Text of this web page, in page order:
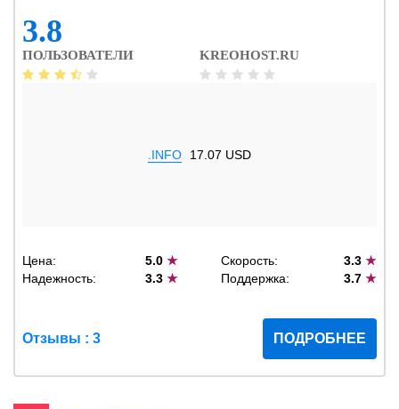
3.8
ПОЛЬЗОВАТЕЛИ KREOHOST.RU
.INFO 17.07 USD
Цена: 5.0★ Скорость: 3.3 ★
Надежность:
3.3★ Поддержка: 3.7 ★
Отзывы : 3 ПОДРОБНЕЕ